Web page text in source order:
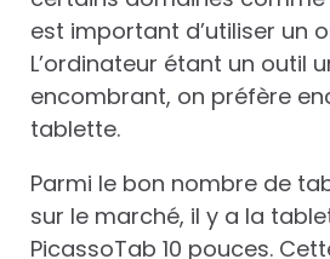
est important d’utiliser un
L’ordinateur étant un outil
encombrant, on préfère
tablette.
Parmi le bon nombre de
sur le marché, il y a la
PicassoTab 10 pouces.